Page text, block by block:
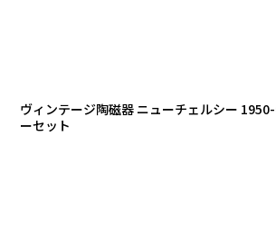
ヴィンテージ陶磁器 ニューチェルシー
ーセット